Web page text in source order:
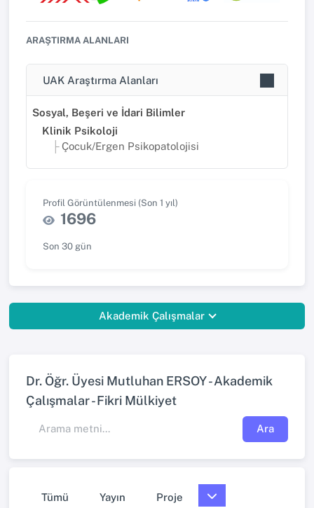
ARAŞTIRMA ALANLARI
UAK Araştırma Alanları
Sosyal, Beşeri ve İdari Bilimler
Klinik Psikoloji
Çocuk/Ergen Psikopatolojisi
Profil Görüntülenmesi (Son 1 yıl)
1696
Son 30 gün
Akademik Çalışmalar
Dr. Öğr. Üyesi Mutluhan ERSOY - Akademik
Çalışmalar - Fikri Mülkiyet
Ara
Tümü Yayın Proje